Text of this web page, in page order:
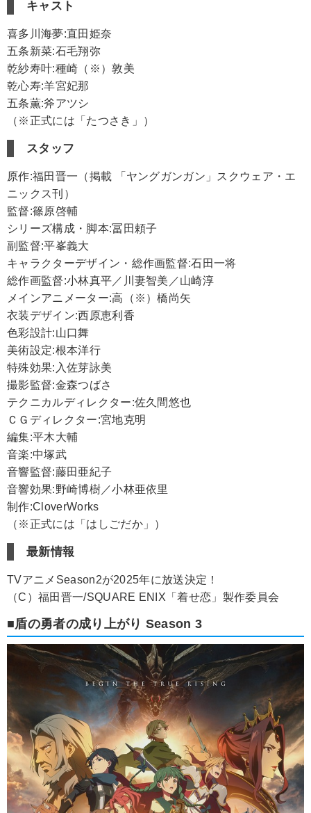
キャスト
喜多川海夢:直田姫奈
五条新菜:石毛翔弥
乾紗寿叶:種崎（※）敦美
乾心寿:羊宮妃那
五条薫:斧アツシ
（※正式には「たつさき」）
スタッフ
原作:福田晋一（掲載 「ヤングガンガン」スクウェア・エ
ニックス刊）
監督:篠原啓輔
シリーズ構成・脚本:冨田頼子
副監督:平峯義大
キャラクターデザイン・総作画監督:石田一将
総作画監督:小林真平／川妻智美／山崎淳
メインアニメーター:高（※）橋尚矢
衣装デザイン:西原恵利香
色彩設計:山口舞
美術設定:根本洋行
特殊効果:入佐芽詠美
撮影監督:金森つばさ
テクニカルディレクター:佐久間悠也
ＣＧディレクター:宮地克明
編集:平木大輔
音楽:中塚武
音響監督:藤田亜紀子
音響効果:野崎博樹／小林亜依里
制作:CloverWorks
（※正式には「はしごだか」）
最新情報
TVアニメSeason2が2025年に放送決定！
（C）福田晋一/SQUARE ENIX「着せ恋」製作委員会
■盾の勇者の成り上がり Season 3